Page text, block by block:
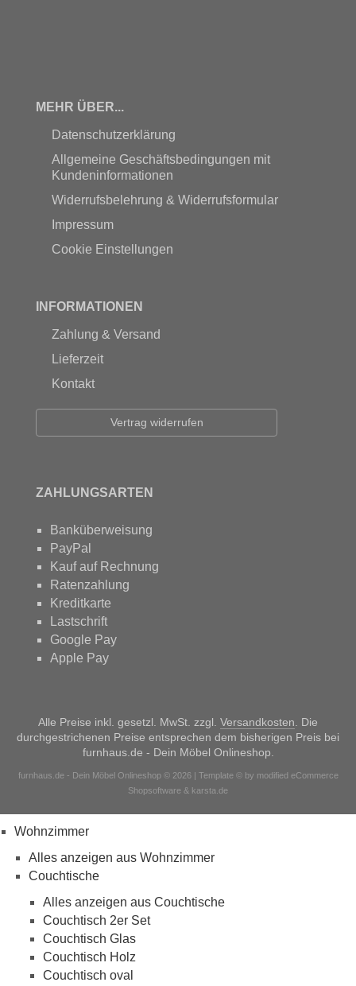
MEHR ÜBER...
Datenschutzerklärung
Allgemeine Geschäftsbedingungen mit
Kundeninformationen
Widerrufsbelehrung & Widerrufsformular
Impressum
Cookie Einstellungen
INFORMATIONEN
Zahlung & Versand
Lieferzeit
Kontakt
Vertrag widerrufen
ZAHLUNGSARTEN
Banküberweisung
PayPal
Kauf auf Rechnung
Ratenzahlung
Kreditkarte
Lastschrift
Google Pay
Apple Pay
Alle Preise inkl. gesetzl. MwSt. zzgl. Versandkosten. Die
durchgestrichenen Preise entsprechen dem bisherigen Preis bei
furnhaus.de - Dein Möbel Onlineshop.
furnhaus.de - Dein Möbel Onlineshop © 2026 | Template © by modified eCommerce
Shopsoftware & karsta.de
Wohnzimmer
Alles anzeigen aus Wohnzimmer
Couchtische
Alles anzeigen aus Couchtische
Couchtisch 2er Set
Couchtisch Glas
Couchtisch Holz
Couchtisch oval